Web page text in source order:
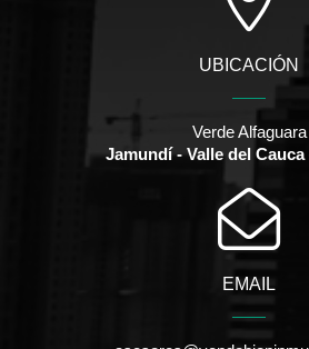
UBICACIÓN
Verde Alfaguara
Jamundí - Valle del
EMAIL